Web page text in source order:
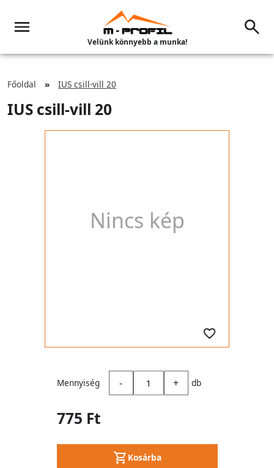
Velünk könnyebb a munka!
Főoldal IUS csill-vill 20
IUS csill-vill 20
Nincs kép
Mennyiség - + db
775 Ft
Kosárba